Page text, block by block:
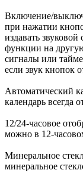
Включение/
при нажатии
издавать
функции на
сигналы или
если звук кнопок
Автоматический
календарь всегда
12/24-часовое
можно в 12-
Минеральное
минеральное